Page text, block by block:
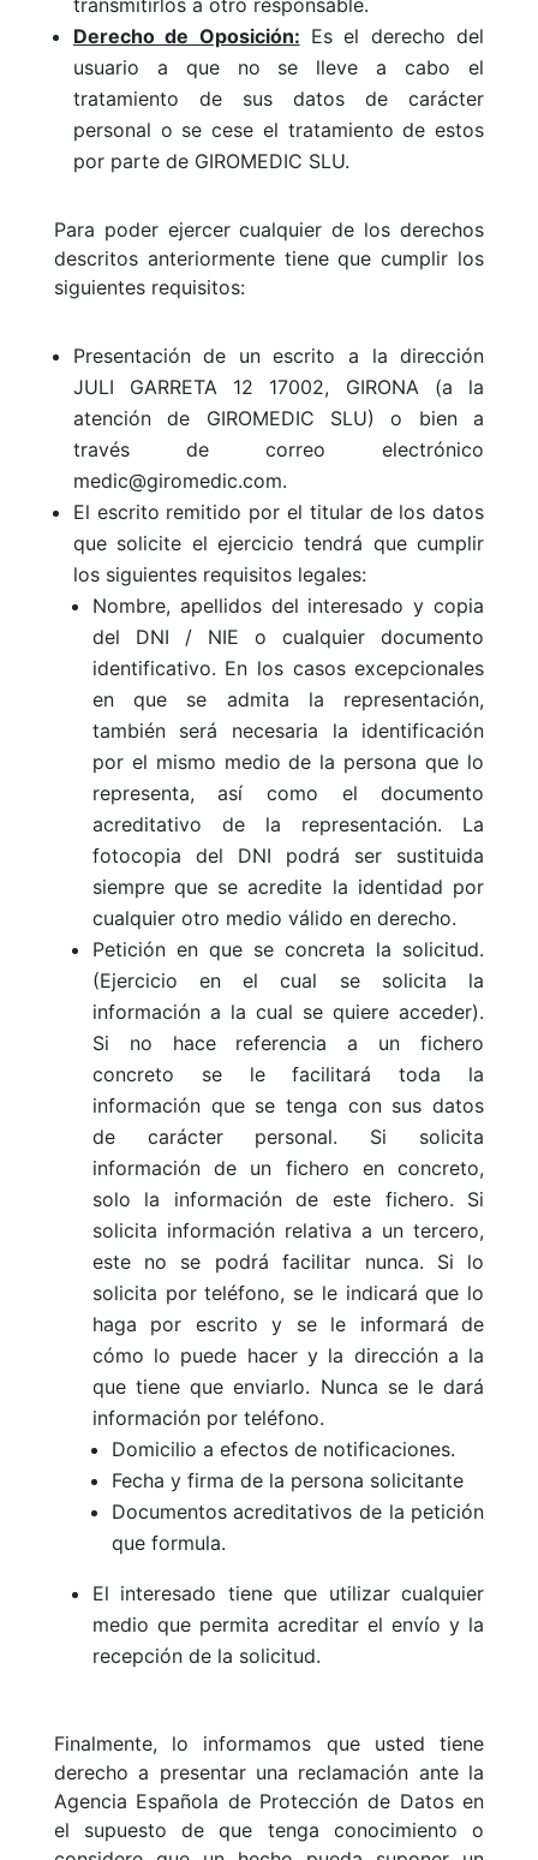
transmitirlos a otro responsable.
Derecho de Oposición: Es el derecho del
usuario a que no se lleve a cabo el
tratamiento de sus datos de carácter
personal o se cese el tratamiento de estos
por parte de GIROMEDIC SLU.
Para poder ejercer cualquier de los derechos
descritos anteriormente tiene que cumplir los
siguientes requisitos:
Presentación de un escrito a la dirección
JULI GARRETA 12 17002, GIRONA (a la
atención de GIROMEDIC SLU) o bien a
través de correo electrónico
medic@giromedic.com.
El escrito remitido por el titular de los datos
que solicite el ejercicio tendrá que cumplir
los siguientes requisitos legales:
Nombre, apellidos del interesado y copia
del DNI / NIE o cualquier documento
identificativo. En los casos excepcionales
en que se admita la representación,
también será necesaria la identificación
por el mismo medio de la persona que lo
representa, así como el documento
acreditativo de la representación. La
fotocopia del DNI podrá ser sustituida
siempre que se acredite la identidad por
cualquier otro medio válido en derecho.
Petición en que se concreta la solicitud.
(Ejercicio en el cual se solicita la
información a la cual se quiere acceder).
Si no hace referencia a un fichero
concreto se le facilitará toda la
información que se tenga con sus datos
de carácter personal. Si solicita
información de un fichero en concreto,
solo la información de este fichero. Si
solicita información relativa a un tercero,
este no se podrá facilitar nunca. Si lo
solicita por teléfono, se le indicará que lo
haga por escrito y se le informará de
cómo lo puede hacer y la dirección a la
que tiene que enviarlo. Nunca se le dará
información por teléfono.
Domicilio a efectos de notificaciones.
Fecha y firma de la persona solicitante
Documentos acreditativos de la petición
que formula.
El interesado tiene que utilizar cualquier
medio que permita acreditar el envío y la
recepción de la solicitud.
Finalmente, lo informamos que usted tiene
derecho a presentar una reclamación ante la
Agencia Española de Protección de Datos en
el supuesto de que tenga conocimiento o